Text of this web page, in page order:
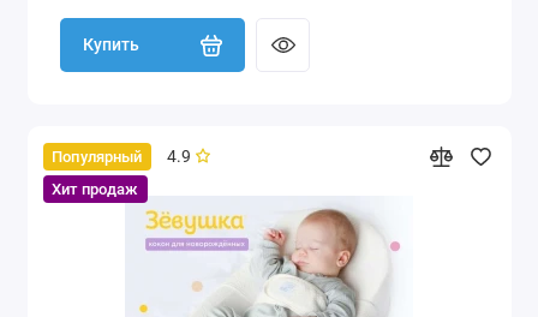
Купить
Популярный
Хит продаж
4.9